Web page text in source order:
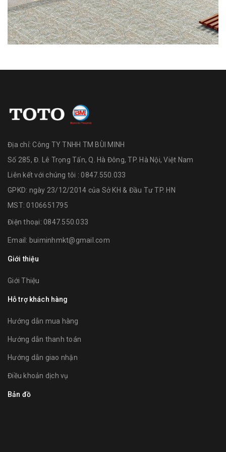
Địa chỉ:Công TY TNHH TM BÙI MINH
Số 285, Đ. Lê Trọng Tấn, Q. Hà Đông, TP. Hà Nội, Việt Nam
Liên kết với chúng tôi : 0847.550.033
GPKD: ngày 23/12/2014 của Sở KH & Đầu Tư TP. HN
MST: 0106651795
Điện thoại: 0847.550.033
Email: buiminhmkt@gmail.com
Giới thiệu
Giới Thiệu
Hỗ trợ khách hàng
Hướng dẫn mua hàng
Hướng dẫn thanh toán
Hướng dẫn giao nhận
Điều khoản dịch vụ
Bản đồ